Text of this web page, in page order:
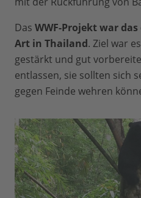
Das WWF-Projekt war
Art in Thailand. Ziel war
gestärkt und gut
entlassen, sie sollten sich
gegen Feinde wehren